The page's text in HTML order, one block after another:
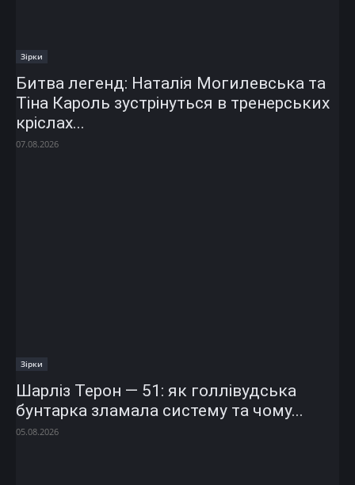
Зірки
Битва легенд: Наталія Могилевська та
Тіна Кароль зустрінуться в тренерських
кріслах...
07.08.2026
Зірки
Шарліз Терон — 51: як голлівудська
бунтарка зламала систему та чому...
05.08.2026